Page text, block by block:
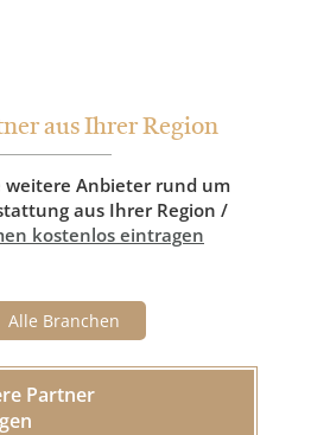
aus Ihrer Region
weitere Anbieter rund um
aus Ihrer Region /
kostenlos eintragen
Alle Branchen
Partner